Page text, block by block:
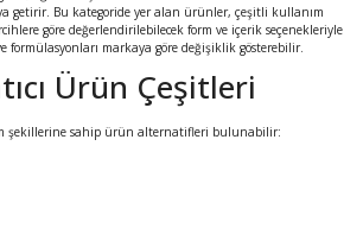
getirir. Bu kategoride yer alan ürünler, çeşitli kullanım
göre değerlendirilebilecek form ve içerik seçenekleriyle
markaya göre değişiklik gösterebilir.
Ürün Çeşitleri
şekillerine sahip ürün alternatifleri bulunabilir: